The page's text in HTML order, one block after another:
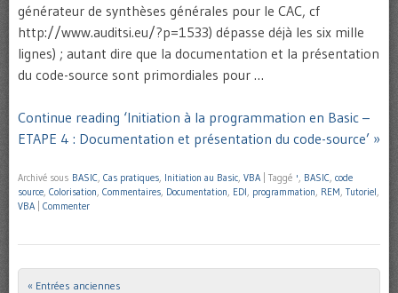
générateur de synthèses générales pour le CAC, cf
http://www.auditsi.eu/?p=1533) dépasse déjà les six mille
lignes) ; autant dire que la documentation et la présentation
du code-source sont primordiales pour …
Continue reading ‘Initiation à la programmation en Basic –
ETAPE 4 : Documentation et présentation du code-source’ »
Archivé sous BASIC, Cas pratiques, Initiation au Basic, VBA Taggé ', BASIC, code
source, Colorisation, Commentaires, Documentation, EDI, programmation, REM, Tutoriel,
VBA
Commenter
Post navigation
« Entrées anciennes